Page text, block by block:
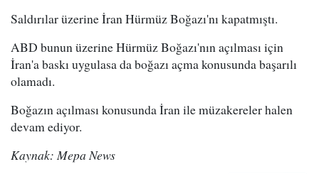
Saldırılar üzerine İran Hürmüz Boğazı'nı kapatmıştı.
ABD bunun üzerine Hürmüz Boğazı'nın açılması için
İran'a baskı uygulasa da boğazı açma konusunda başarılı
olamadı.
Boğazın açılması konusunda İran ile müzakereler halen
devam ediyor.
Kaynak: Mepa News